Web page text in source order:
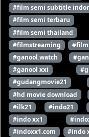
#film semi subtitle
#film semi terbaru
#film semi thailand
#filmstreaming
#ganool.watch
#ganool xxi
#gudangmovie21
#hd movie download
#ilk21
#indo21
#indo xx1
#indoxx1.com
#indo